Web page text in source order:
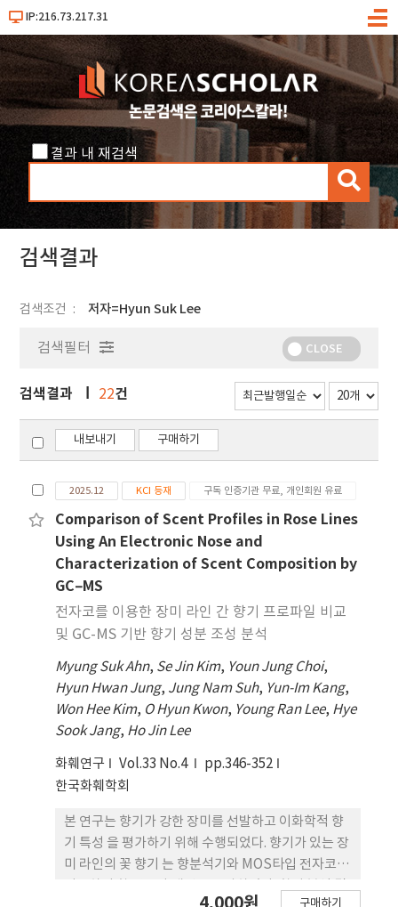
IP:216.73.217.31
메
결과 내 재검색
검
색
검색결과
검색조건 저자=Hyun Suk Lee
검색필터 CLOSE
검색결과 22건
내보내기 구매하기
2025.12 KCI 등재 구독 인증기관 무료, 개인회원 유료
Comparison of Scent Profiles in Rose Lines
Using An Electronic Nose and
Characterization of Scent Composition by
GC–MS
전자코를 이용한 장미 라인 간 향기 프로파일 비교
및 GC-MS 기반 향기 성분 조성 분석
Myung Suk Ahn, Se Jin Kim, Youn Jung Choi,
Hyun Hwan Jung, Jung Nam Suh, Yun-Im Kang,
Won Hee Kim, O Hyun Kwon, Young Ran Lee, Hye
Sook Jang, Ho Jin Lee
화훼연구 Vol.33 No.4
pp.346-352
한국화훼학회
본 연구는 향기가 강한 장미를 선발하고 이화학적 향
기 특성 을 평가하기 위해 수행되었다. 향기가 있는 장
미 라인의 꽃 향기 는 향분석기와 MOS타입 전자코를
구매하기